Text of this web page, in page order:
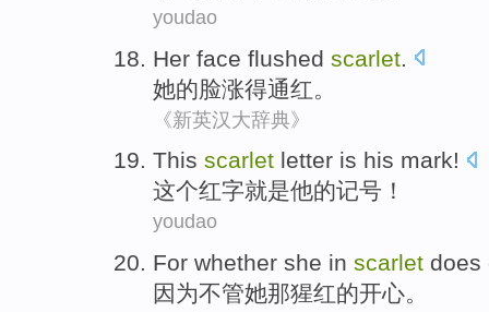
youdao
Her face flushed scarlet
她的脸涨得通红。
《新英汉大辞典》
This scarlet letter is his mark!
这个红字就是他的记号 ！
youdao
For whether she in scarlet does
因为不管她那猩红的开心。